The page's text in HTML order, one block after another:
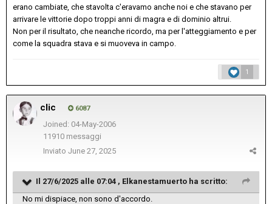
erano cambiate, che stavolta c'eravamo anche noi e che stavano per
arrivare le vittorie dopo troppi anni di magra e di dominio altrui.
Non per il risultato, che neanche ricordo, ma per l'atteggiamento e per
come la squadra stava e si muoveva in campo.
1
clic 6087
Joined: 04-May-2006
11910 messaggi
Inviato June 27, 2025
Il 27/6/2025 alle 07:04 , Elkanestamuerto ha scritto:
No mi dispiace, non sono d'accordo.